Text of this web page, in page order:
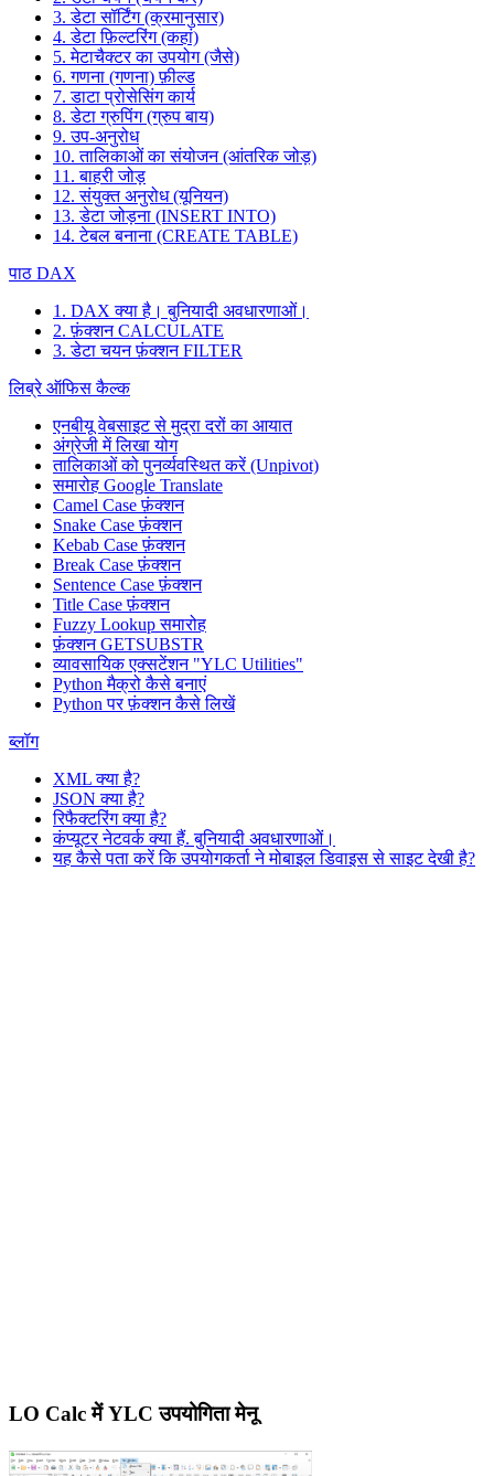
3. डेटा सॉर्टिंग (क्रमानुसार)
4. डेटा फ़िल्टरिंग (कहां)
5. मेटाचैक्टर का उपयोग (जैसे)
6. गणना (गणना) फ़ील्ड
7. डाटा प्रोसेसिंग कार्य
8. डेटा ग्रुपिंग (ग्रुप बाय)
9. उप-अनुरोध
10. तालिकाओं का संयोजन (आंतरिक जोड़)
11. बाहरी जोड़
12. संयुक्त अनुरोध (यूनियन)
13. डेटा जोड़ना (INSERT INTO)
14. टेबल बनाना (CREATE TABLE)
पाठ DAX
1. DAX क्या है। बुनियादी अवधारणाओं।
2. फ़ंक्शन CALCULATE
3. डेटा चयन फ़ंक्शन FILTER
लिब्रे ऑफिस कैल्क
एनबीयू वेबसाइट से मुद्रा दरों का आयात
अंग्रेजी में लिखा योग
तालिकाओं को पुनर्व्यवस्थित करें (Unpivot)
समारोह Google Translate
Camel Case फ़ंक्शन
Snake Case फ़ंक्शन
Kebab Case फ़ंक्शन
Break Case फ़ंक्शन
Sentence Case फ़ंक्शन
Title Case फ़ंक्शन
Fuzzy Lookupसमारोह
फ़ंक्शन GETSUBSTR
व्यावसायिक एक्सटेंशन "YLC Utilities"
Python मैक्रो कैसे बनाएं
Python पर फ़ंक्शन कैसे लिखें
ब्लॉग
XML क्या है?
JSON क्या है?
रिफैक्टरिंग क्या है?
कंप्यूटर नेटवर्क क्या हैं. बुनियादी अवधारणाओं।
यह कैसे पता करें कि उपयोगकर्ता ने मोबाइल डिवाइस से साइट देखी है?
LO Calc में YLC उपयोगिता मेनू